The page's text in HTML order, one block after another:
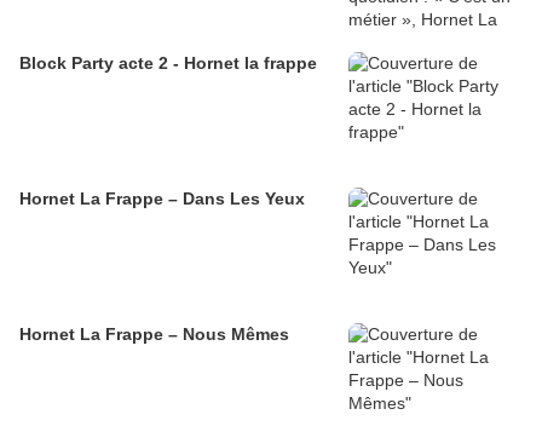
Block Party acte 2 - Hornet la frappe
Hornet La Frappe – Dans Les Yeux
Hornet La Frappe – Nous Mêmes